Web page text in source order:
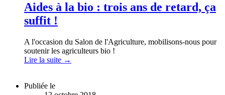
Aides à la bio : trois ans de retard, ça
suffit !
A l'occasion du Salon de l'Agriculture, mobilisons-nous pour
soutenir les agriculteurs bio !
Lire la suite →
Publiée le